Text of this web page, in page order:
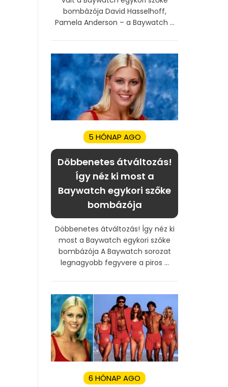
bombázója David Hasselhoff,
Pamela Anderson – a Baywatch ...
5 HÓNAP AGO
Döbbenetes átváltozás!
Így néz ki most a
Baywatch egykori szőke
bombázója
Döbbenetes átváltozás! Így néz ki
most a Baywatch egykori szőke
bombázója A Baywatch sorozat
legnagyobb fegyvere a piros ...
6 HÓNAP AGO